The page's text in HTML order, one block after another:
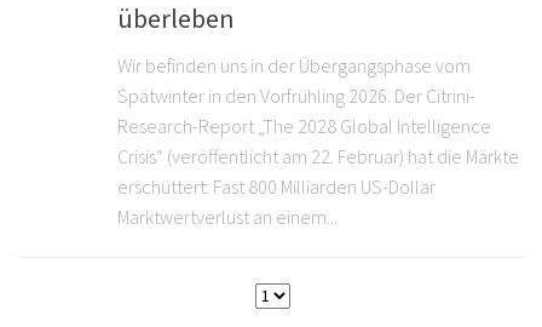
überleben
Wir befinden uns in der Übergangsphase vom
Spätwinter in den Vorfrühling 2026. Der Citrini-
Research-Report „The 2028 Global Intelligence
Crisis“ (veröffentlicht am 22. Februar) hat die Märkte
erschüttert: Fast 800 Milliarden US-Dollar
Marktwertverlust an einem...